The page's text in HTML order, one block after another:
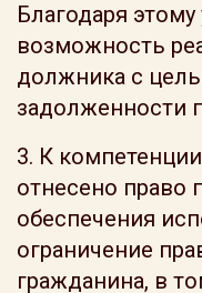
Благодаря
возможность
должника с
задолженности
3. К
отнесено право
обеспечения
ограничение
гражданина, в